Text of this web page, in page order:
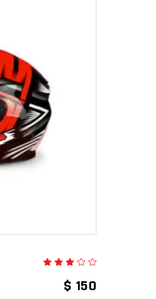
de
5
$ 150